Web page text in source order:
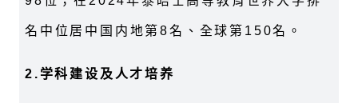
名中位居中国内地第8名、全球第150名。
2. 学科建设及人才培养